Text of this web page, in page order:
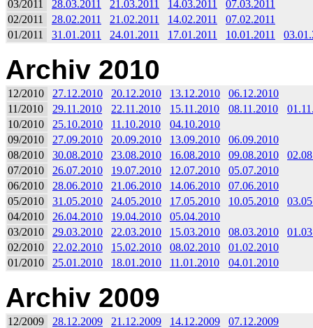
03/2011 28.03.2011 21.03.2011 14.03.2011
07.03.2011
02/2011
28.02.2011 21.02.2011 14.02.2011
07.02.2011
01/2011
31.01.2011 24.01.2011 17.01.2011 10.01.2011
Archiv 2010
12/2010 27.12.2010 20.12.2010 13.12.2010
06.12.2010
11/2010
29.11.2010 22.11.2010 15.11.2010 08.11.2010
10/2010
25.10.2010 11.10.2010
04.10.2010
09/2010
27.09.2010 20.09.2010 13.09.2010
06.09.2010
08/2010
30.08.2010 23.08.2010 16.08.2010 09.08.2010
07/2010
26.07.2010 19.07.2010 12.07.2010
05.07.2010
06/2010
28.06.2010 21.06.2010 14.06.2010
07.06.2010
05/2010
31.05.2010 24.05.2010 17.05.2010 10.05.2010
04/2010
26.04.2010 19.04.2010
05.04.2010
03/2010
29.03.2010 22.03.2010 15.03.2010 08.03.2010
02/2010
22.02.2010 15.02.2010 08.02.2010
01.02.2010
01/2010
25.01.2010 18.01.2010 11.01.2010 04.01.2010
Archiv 2009
12/2009 28.12.2009 21.12.2009 14.12.2009
07.12.2009